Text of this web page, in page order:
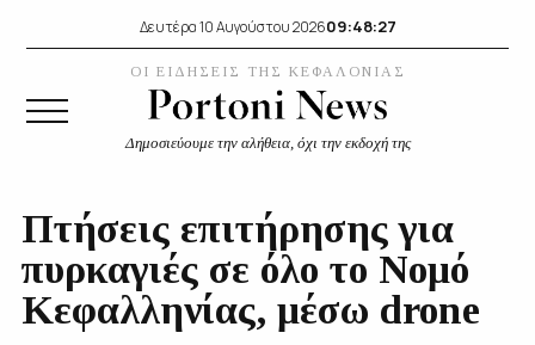
Δευτέρα 10 Αυγούστου 202609:48:27
ΟΙ ΕΙΔΗΣΕΙΣ ΤΗΣ ΚΕΦΑΛΟΝΙΑΣ
Δημοσιεύουμε την αλήθεια, όχι την εκδοχή της
Πτήσεις επιτήρησης για
πυρκαγιές σε όλο το Νομό
Κεφαλληνίας, μέσω drone